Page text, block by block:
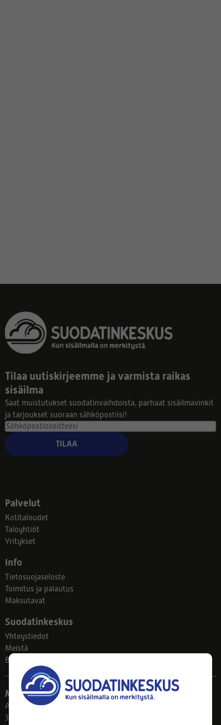
Tilaa uutiskirjeemme ja varmista raikas
sisäilma
Saat muistutukset suodatinvaihdoista, parhaat sisäilmavinkit
ja tarjoukset suoraan sähköpostiisi!
TILAA
Palvelut
Kotitaloudet
Taloyhtiöt
Yritykset
Info
Tietosuojaseloste
Toimitus ja palautus
Maksutavat
Suodatinkeskus
Yhteystiedot
Meistä
Blogi
Myymälä
Ahlmanintie 61
33800 Tampere